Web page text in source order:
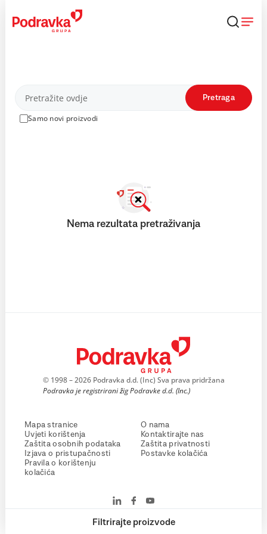
content
Proizvodi
Samo novi proizvodi
Pretraga
Filtrirajte proizvode
Nema rezultata pretraživanja
© 1998 – 2026 Podravka d.d. (Inc) Sva prava pridržana
Podravka je registrirani žig Podravke d.d. (Inc.)
Mapa stranice
Uvjeti korištenja
Zaštita osobnih podataka
Izjava o pristupačnosti
Pravila o korištenju
kolačića
O nama
Kontaktirajte nas
Zaštita privatnosti
Postavke kolačića